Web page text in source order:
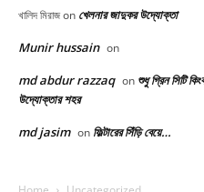
খালিদ মিরাজon খেলনার জাদুকর উদ্যোক্তা
Munir hussain on
md abdur razzaq on শুধু গ্রিন সিটি
উদ্যোক্তার শহর
md jasim on ফিল্টারের সিঁড়ি বেয়ে…